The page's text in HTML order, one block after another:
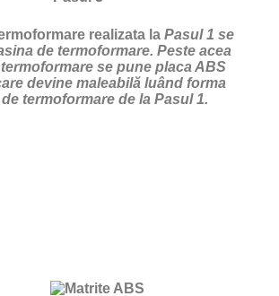
realizata la Pasul 1 se
de termoformare. Peste acea
se pune placa ABS
devine maleabilă luând forma
termoformare de la Pasul 1.